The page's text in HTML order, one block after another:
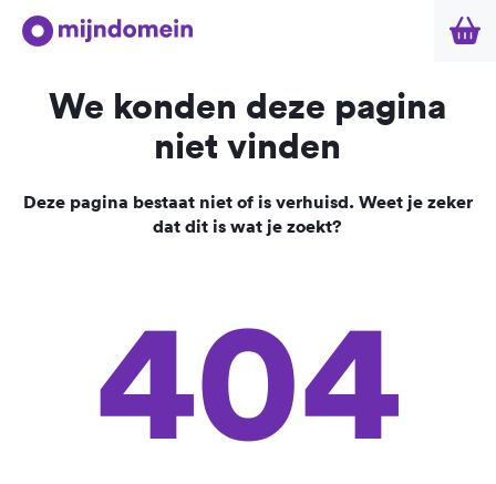
We konden deze pagina
niet vinden
Deze pagina bestaat niet of is verhuisd. Weet je zeker
dat dit is wat je zoekt?
404